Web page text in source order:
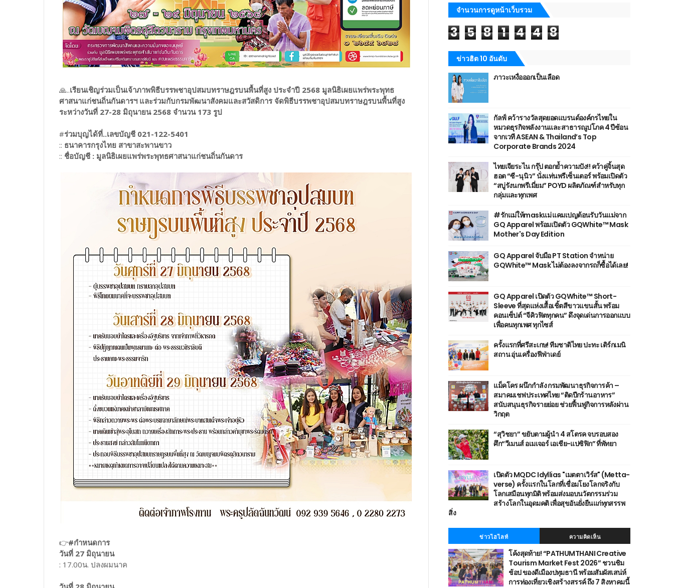
🙏..เรียนเชิญร่วมเป็นเจ้าภาพพิธีบรรพชาอุปสมบทราษฎรบนพื้นที่สูง ประจำปี 2568 มูลนิธิเผยแพร่พระพุทธ
ศาสนาแก่ชนถิ่นกันดารฯ และร่วมกับกรมพัฒนาสังคมและสวัสดิการ จัดพิธีบรรพชาอุปสมบทราษฎรบนพื้นที่สูง
ระหว่างวันที่ 27-28 มิถุนายน 2568 จำนวน 173 รูป
#ร่วมบุญได้ที่..เลขบัญชี 021-122-5401
:: ธนาคารกรุงไทย สาขาสะพานขาว
:: ชื่อบัญชี : มูลนิธิเผยแพร่พระพุทธศาสนาแก่ชนถิ่นกันดาร
👉#กำหนดการ
วันที่ 27 มิถุนายน
: 17.00น. ปลงผมนาค
จำนวนการดูหน้าเว็บรวม
3 5 8 1 4 4 8
ข่าวฮิต 10 อันดับ
ภาวะเหงื่อออกเป็นเลือด
กัลฟ์ คว้ารางวัลสุดยอดแบรนด์องค์กรไทยใน
หมวดธุรกิจพลังงานและสาธารณูปโภค 4 ปีซ้อน
จากเวที ASEAN & Thailand’s Top
Corporate Brands 2024
ไทยเจียระไน กรุ๊ป ตอกย้ำความปัง!! คว้าคู่จิ้นสุด
ฮอต “ซี-นุนิว” นั่งแท่นพรีเซ็นเตอร์ พร้อมเปิดตัว
“สบู่รังนกพรีเมี่ยม” POYD ผลิตภัณฑ์สำหรับทุก
กลุ่มและทุกเพศ
#รักแม่ให้maskแม่ แคมเปญต้อนรับวันแม่จาก
GQ Apparel พร้อมเปิดตัว GQWhite™ Mask
Mother's Day Edition
GQ Apparel จับมือ PT Station จำหน่าย
GQWhite™ Mask ไม่ต้องลงจากรถก็ซื้อได้เลย!
GQ Apparel เปิดตัว GQWhite™ Short-
Sleeve ที่สุดแห่งเสื้อเชิ้ตสีขาวแขนสั้น พร้อม
คอนเซ็ปต์ “จีคิวฟิตทุกคน” ดึงจุดเด่นการออกแบบ
เพื่อคนทุกเพศ ทุกไซส์
ครั้งแรกที่ศรีสะเกษ! ทีมชาติไทย ปะทะ เติร์กเมนิ
สถาน อุ่นเครื่องฟีฟ่าเดย์
แม็คโคร ผนึกกำลัง กรมพัฒนาธุรกิจการค้า –
สมาคมเชฟประเทศไทย “ติดปีกร้านอาหาร”
สนับสนุนธุรกิจรายย่อย ช่วยฟื้นฟูกิจการหลังผ่าน
วิกฤต
“สุวิชยา” ขยับตามผู้นำ 4 สโตรค จบรอบสอง
ศึก“วีเมนส์ อเมเจอร์ เอเชีย-แปซิฟิก” ที่พัทยา
เปิดตัว MQDC Idyllias "เมตตาเวิร์ส" (Metta-
verse) ครั้งแรกในโลกที่เชื่อมโยงโลกจริงกับ
โลกเสมือนทุกมิติ พร้อมส่งมอบนวัตกรรมร่วม
สร้างโลกในอุดมคติ เพื่อสุขอันยั่งยืนแก่ทุกสรรพ
สิ่ง
ข่าวไฮไลท์ ความคิดเห็น
โค้งสุดท้าย! “PATHUMTHANI Creative
Tourism Market Fest 2026” ชวนชิม
ช้อป ของดีเมืองปทุมธานี พร้อมสัมผัสเสน่ห์
การท่องเที่ยวเชิงสร้างสรรค์ ถึง 7 สิงหาคมนี้